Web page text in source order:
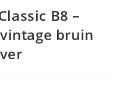
B8 –
vintage bruin